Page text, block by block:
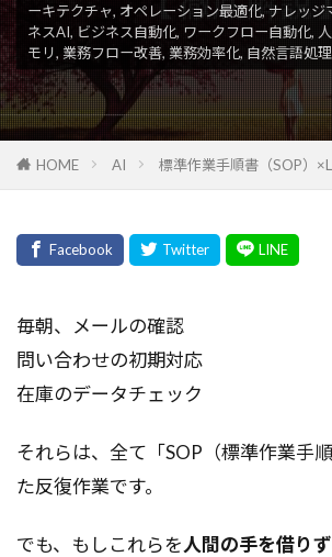
ーキテクチャ, オペレーション最適化,ナレッジ
ネスAI, ビジネス自動化, ワークフロー自動化,
モリ, 業務フロー改善, 業務効率化, 自然言語処理
HOME AI 標準作業手順書（SOP）
毎朝、メールの確認
問い合わせの初期対応
在庫のデータチェック
それらは、全て「SOP（標準作業手
た反復作業です。
でも、もしこれらを人間の手を借り